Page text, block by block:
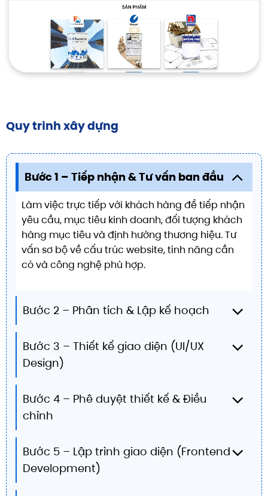
Quy trình xây dựng
Bước 1 – Tiếp nhận & Tư vấn ban đầu
Làm việc trực tiếp với khách hàng để tiếp nhận
yêu cầu, mục tiêu kinh doanh, đối tượng khách
hàng mục tiêu và định hướng thương hiệu. Tư
vấn sơ bộ về cấu trúc website, tính năng cần
có và công nghệ phù hợp.
Bước 2 – Phân tích & Lập kế hoạch
Bước 3 – Thiết kế giao diện (UI/UX
Design)
Bước 4 – Phê duyệt thiết kế & Điều
chỉnh
Bước 5 – Lập trình giao diện (Frontend
Development)